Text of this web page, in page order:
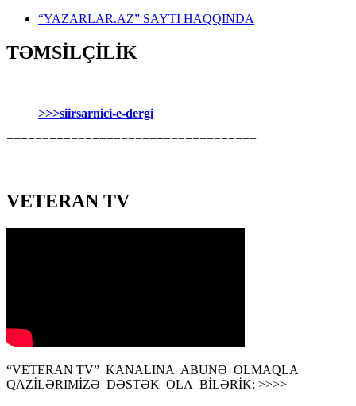
“YAZARLAR.AZ” SAYTI HAQQINDA
TƏMSİLÇİLİK
>>>siirsarnici-e-dergi
===================================
VETERAN TV
“VETERAN TV” KANALINA ABUNƏ OLMAQLA
QAZİLƏRIMİZƏ DƏSTƏK OLA BİLƏRİK: >>>>